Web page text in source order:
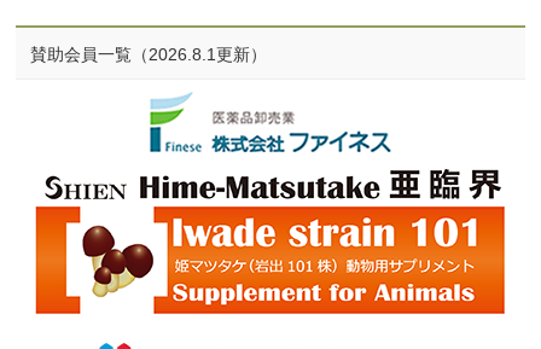
賛助会員一覧（2026.8.1更新）